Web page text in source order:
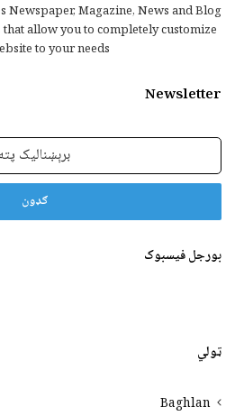
Newspaper, Magazine, News and Blog
allow you to completely customize
to your needs.
Newsletter
برېښنالیک
بورجل فیسبوک
ټولي
Baghlan